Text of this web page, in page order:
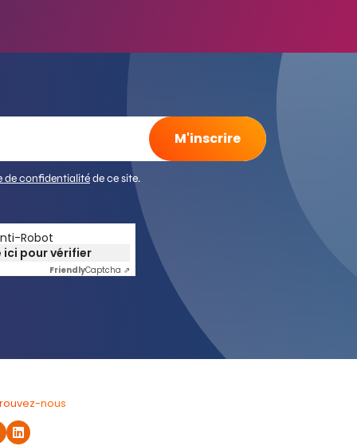
de confidentialitéde ce site.
Robot
ici pour vérifier
FriendlyCaptcha ⇗
nous